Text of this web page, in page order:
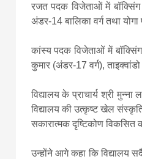
रजत पदक विजेताओं में बॉक्सिंग
अंडर-14 बालिका वर्ग तथा
कांस्य पदक विजेताओं में
कुमार (अंडर-17 वर्ग),
विद्यालय के प्राचार्य श्री
विद्यालय की उत्कृष्ट खेल
सकारात्मक दृष्टिकोण
उन्होंने आगे कहा कि विद्यालय